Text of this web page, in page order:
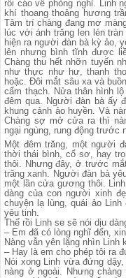
rồi cáo về phòng nghỉ. Linh
khí thoang thoảng hương
Tâm trí chàng đang mơ
lúc với ánh trăng len lén
hiện ra người đàn bà kỳ ảo,
lên nhưng bình tĩnh được
Chàng thu hết nhỡn tuyến
như thực như hư, thanh
hoặc. Đôi mắt sâu xa và
cẩm thạch. Nửa thân hình
đêm qua. Người đàn bà ấy
khung cảnh ảo huyền. Và
Chàng sợ mở cửa ra thì
ngại ngùng, rung động trước
Một đêm trăng, một người
thời thái bình, cổ sơ, hay
thôi. Nhưng đây, ở trước
trăng xanh. Người đàn bà
một lần cửa gương thôi.
dàng của con người xinh
chuyện lạ lùng, quái ảo
yêu tinh.
Thế rồi Linh se sẽ nói dịu
– Em đã có lòng nghĩ đến,
Nàng vẫn yên lặng nhìn Linh
– Hay là em cho phép tôi ra
Nói xong Linh vừa đứng
nàng ở ngoài. Nhưng